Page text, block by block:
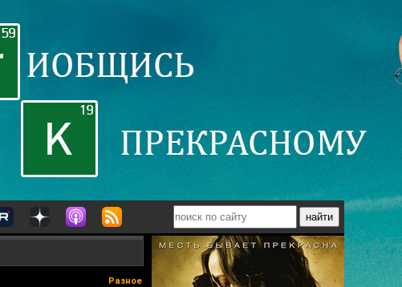
Разное